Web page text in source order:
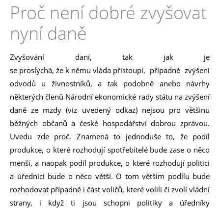
Proč není dobré zvyšovat
nyní daně
Zvyšování daní, tak jak je
se proslýchá, že k němu vláda přistoupí, případné zvýšení
odvodů u živnostníků, a tak podobně anebo návrhy
některých členů Národní ekonomické rady státu na zvýšení
daně ze mzdy (viz uvedený odkaz) nejsou pro většinu
běžných občanů a české hospodářství dobrou zprávou.
Uvedu zde proč. Znamená to jednoduše to, že podíl
produkce, o které rozhodují spotřebitelé bude zase o něco
menší, a naopak podíl produkce, o které rozhodují politici
a úředníci bude o něco větší. O tom větším podílu bude
rozhodovat případně i část voličů, které volili či zvolí vládní
strany, i když ti jsou schopni politiky a úředníky